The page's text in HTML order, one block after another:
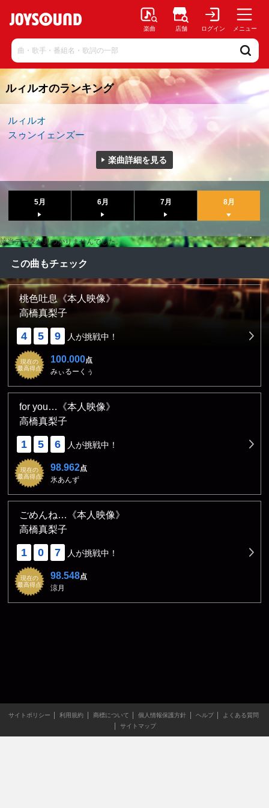
楽曲 店舗 ログイン メニュー
ルィルオのランキング
ルィルオ
スゥンイェンズー
楽曲詳細を見る
5月 6月 7月 8月
該当データが見つかりませんでした。
この曲もチェック
桃色吐息《本人映像》
高橋真梨子
4 5 9 人が挑戦中！
現在の
最高得点
100.000点
みぃるーくぅ
for you…《本人映像》
高橋真梨子
1 5 6 人が挑戦中！
現在の
最高得点
98.962点
氷あんず
ごめんね…《本人映像》
高橋真梨子
1 0 7 人が挑戦中！
現在の
最高得点
98.548点
涼月
サイトポリシー 利用規約 商標について 個人情報保護方針 ヘルプ
よくある質問
サイトマップ